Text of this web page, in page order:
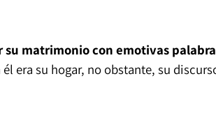
matrimonio con emotivas
era su hogar, no obstante, su